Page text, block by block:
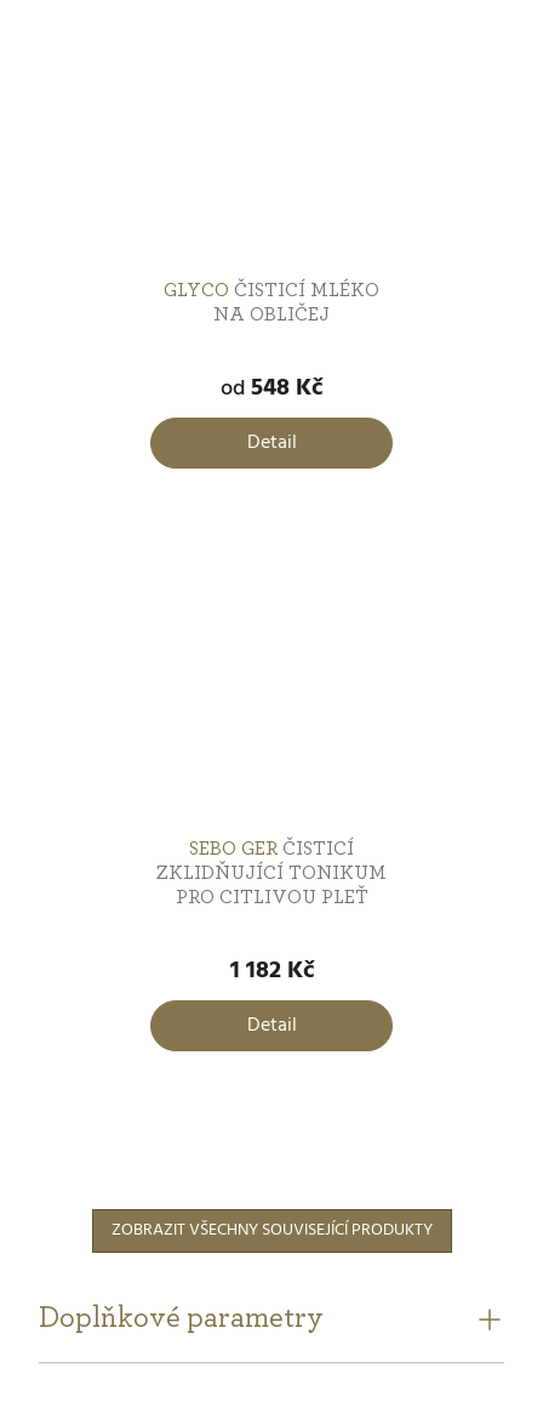
GLYCO ČISTICÍ MLÉKO
NA OBLIČEJ
hodnocení
je
5,0
od548 Kč
Detail
SEBO GER ČISTICÍ
ZKLIDŇUJÍCÍ TONIKUM
PRO CITLIVOU PLEŤ
hodnocení
je
5,0
1 182 Kč
Detail
ZOBRAZIT VŠECHNY SOUVISEJÍCÍ PRODUKTY
Doplňkové parametry